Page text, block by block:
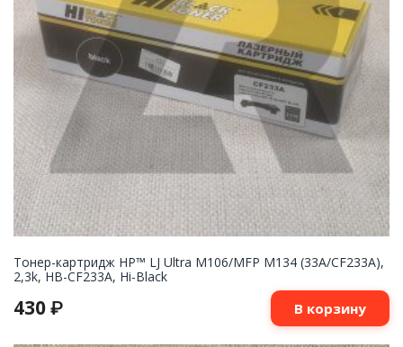
Тонер-картридж HP™ LJ Ultra M106/MFP M134 (33A/CF233A),
2,3k, HB-CF233A, Hi-Black
430 ₽ В корзину